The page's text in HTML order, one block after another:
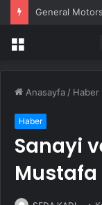
Menü
Anasayfa / Haber
Haber
Sanayi
Mustafa